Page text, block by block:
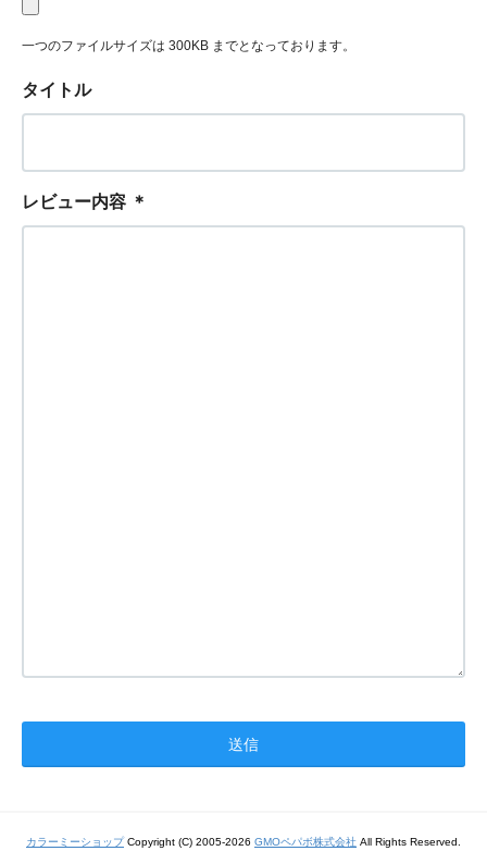
一つのファイルサイズは 300KB までとなっております。
タイトル
レビュー内容 ＊
カラーミーショップCopyright (C) 2005-2026 GMOペパボ株式会社 All Rights Reserved.